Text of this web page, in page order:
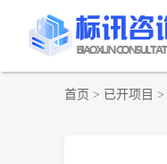
首页 > 已开项目 >